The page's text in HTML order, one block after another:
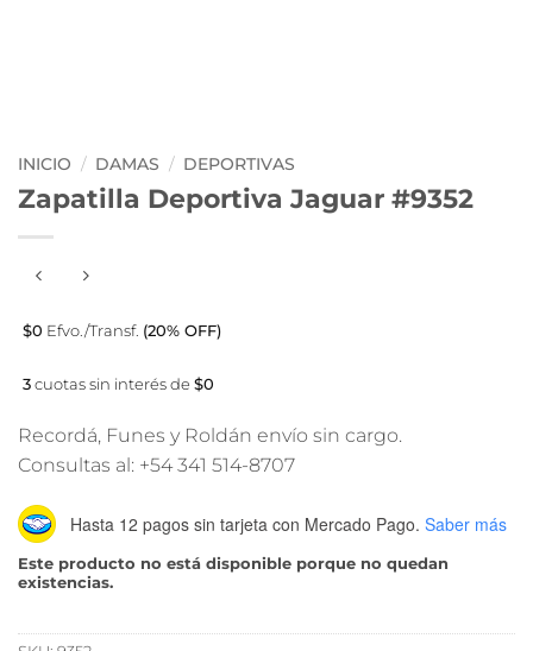
INICIO / DAMAS / DEPORTIVAS
Zapatilla Deportiva Jaguar #9352
$0 Efvo./Transf. (20% OFF)
3cuotas sin interés de $0
Recordá, Funes y Roldán envío sin cargo.
Consultas al: +54 341 514-8707
Hasta 12 pagos sin tarjeta con Mercado Pago. Saber más
Este producto no está disponible porque no quedan
existencias.